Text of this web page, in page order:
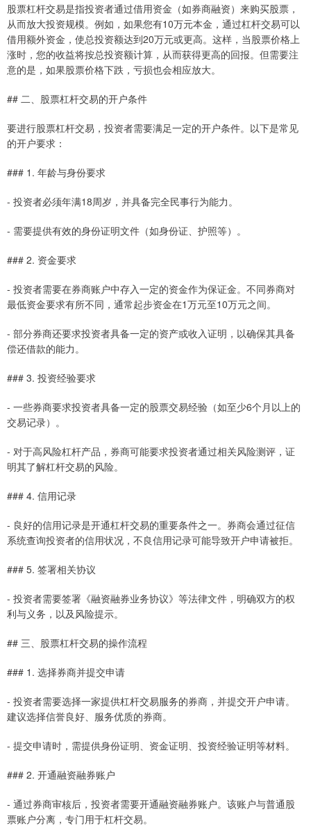
股票杠杆交易是指投资者通过借用资金（如券商融资）来购买股票，
从而放大投资规模。例如，如果您有10万元本金，通过杠杆交易可以
借用额外资金，使总投资额达到20万元或更高。这样，当股票价格上
涨时，您的收益将按总投资额计算，从而获得更高的回报。但需要注
意的是，如果股票价格下跌，亏损也会相应放大。
## 二、股票杠杆交易的开户条件
要进行股票杠杆交易，投资者需要满足一定的开户条件。以下是常见
的开户要求：
### 1. 年龄与身份要求
- 投资者必须年满18周岁，并具备完全民事行为能力。
- 需要提供有效的身份证明文件（如身份证、护照等）。
### 2. 资金要求
- 投资者需要在券商账户中存入一定的资金作为保证金。不同券商对
最低资金要求有所不同，通常起步资金在1万元至10万元之间。
- 部分券商还要求投资者具备一定的资产或收入证明，以确保其具备
偿还借款的能力。
### 3. 投资经验要求
- 一些券商要求投资者具备一定的股票交易经验（如至少6个月以上的
交易记录）。
- 对于高风险杠杆产品，券商可能要求投资者通过相关风险测评，证
明其了解杠杆交易的风险。
### 4. 信用记录
- 良好的信用记录是开通杠杆交易的重要条件之一。券商会通过征信
系统查询投资者的信用状况，不良信用记录可能导致开户申请被拒。
### 5. 签署相关协议
- 投资者需要签署《融资融券业务协议》等法律文件，明确双方的权
利与义务，以及风险提示。
## 三、股票杠杆交易的操作流程
### 1. 选择券商并提交申请
- 投资者需要选择一家提供杠杆交易服务的券商，并提交开户申请。
建议选择信誉良好、服务优质的券商。
- 提交申请时，需提供身份证明、资金证明、投资经验证明等材料。
### 2. 开通融资融券账户
- 通过券商审核后，投资者需要开通融资融券账户。该账户与普通股
票账户分离，专门用于杠杆交易。